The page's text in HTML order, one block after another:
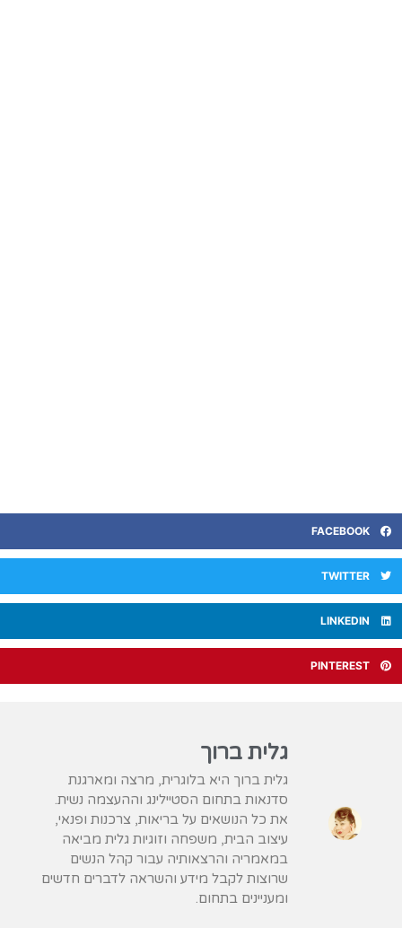
FACEBOOK
TWITTER
LINKEDIN
PINTEREST
גלית ברוך
גלית ברוך היא בלוגרית, מרצה ומארגנת
סדנאות בתחום הסטיילינג וההעצמה נשית.
את כל הנושאים על בריאות, צרכנות ופנאי,
עיצוב הבית, משפחה וזוגיות גלית מביאה
במאמריה והרצאותיה עבור קהל הנשים
שרוצות לקבל מידע והשראה לדברים חדשים
ומעניינים בתחום.